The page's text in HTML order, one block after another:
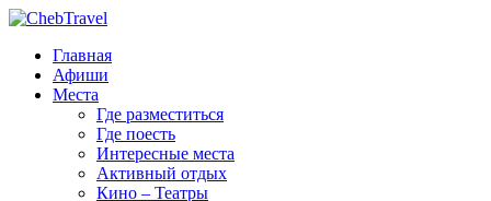
Главная
Афиши
Места
Где разместиться
Где поесть
Интересные места
Активный отдых
Кино – Театры